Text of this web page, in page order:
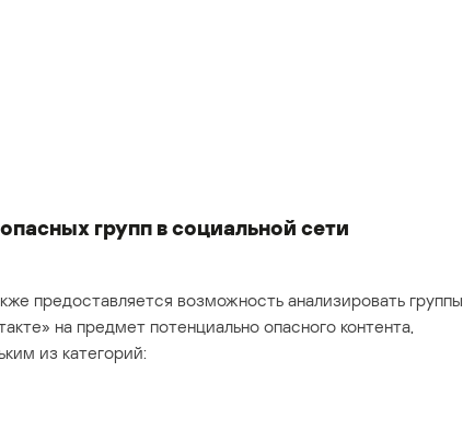
групп в социальной сети
предоставляется возможность анализировать группы
на предмет потенциально опасного контента,
из категорий: